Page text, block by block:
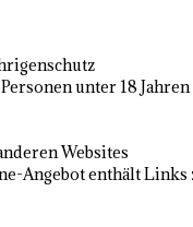
unter 18
Websites
Angebot enthält Links